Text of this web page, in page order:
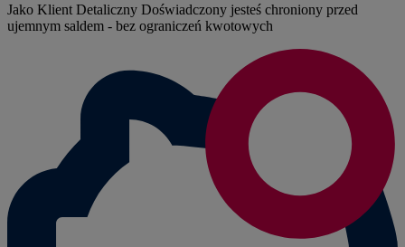
Jako Klient Detaliczny Doświadczony jesteś chroniony przed
ujemnym saldem - bez ograniczeń kwotowych